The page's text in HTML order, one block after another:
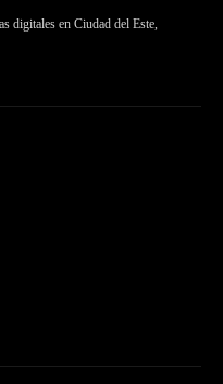
digitales en Ciudad del Este,